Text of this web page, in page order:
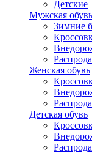
Детские
Мужская обувь
Зимние
Женская обувь
Детская обувь